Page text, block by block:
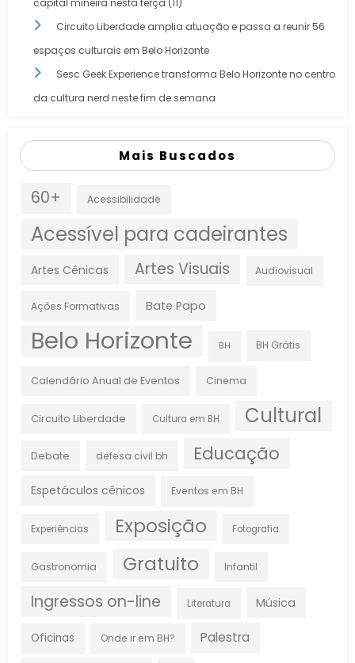
Circuito Liberdade amplia atuação e passa a reunir 56
espaços culturais em Belo Horizonte
Sesc Geek Experience transforma Belo Horizonte no centro
da cultura nerd neste fim de semana
Mais Buscados
60+ Acessibilidade
Acessível para cadeirantes
Artes Cênicas Artes Visuais Audiovisual
Ações Formativas Bate Papo
Belo Horizonte BH BH Grátis
Calendário Anual de Eventos Cinema
Circuito Liberdade Cultura em BH Cultural
Debate defesa civil bh Educação
Espetáculos cênicos Eventos em BH
Experiências Exposição Fotografia
Gastronomia Gratuito Infantil
Ingressos on-line Literatura Música
Oficinas Onde ir em BH? Palestra